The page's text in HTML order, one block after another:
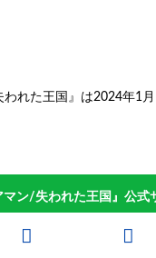
われた王国』は2024年1
マン/失われた王国』公式